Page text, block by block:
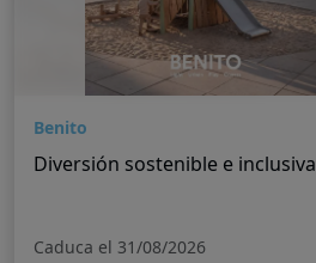
Benito
Diversión sostenible e inclusiva
Caduca el 31/08/2026